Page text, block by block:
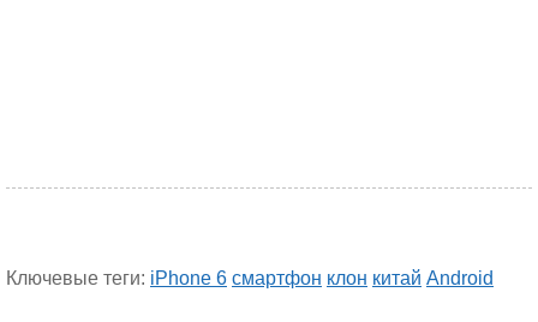
Ключевые теги: iPhone 6 смартфон клон китай Android